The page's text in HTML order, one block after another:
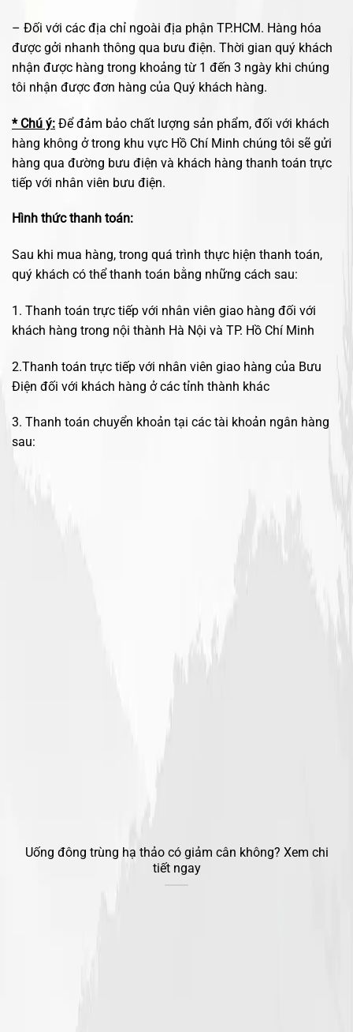
– Đối với các địa chỉ ngoài địa phận TP.HCM. Hàng hóa
được gởi nhanh thông qua bưu điện. Thời gian quý khách
nhận được hàng trong khoảng từ 1 đến 3 ngày khi chúng
tôi nhận được đơn hàng của Quý khách hàng.
* Chú ý: Để đảm bảo chất lượng sản phẩm, đối với khách
hàng không ở trong khu vực Hồ Chí Minh chúng tôi sẽ gửi
hàng qua đường bưu điện và khách hàng thanh toán trực
tiếp với nhân viên bưu điện.
Hình thức thanh toán:
Sau khi mua hàng, trong quá trình thực hiện thanh toán,
quý khách có thể thanh toán bằng những cách sau:
1. Thanh toán trực tiếp với nhân viên giao hàng đối với
khách hàng trong nội thành Hà Nội và TP. Hồ Chí Minh
2.Thanh toán trực tiếp với nhân viên giao hàng của Bưu
Điện đối với khách hàng ở các tỉnh thành khác
3. Thanh toán chuyển khoản tại các tài khoản ngân hàng
sau:
Uống đông trùng hạ thảo có giảm cân không? Xem chi
tiết ngay